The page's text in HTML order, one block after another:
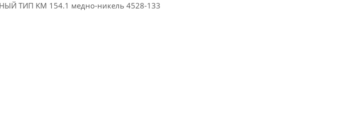
ТИП KM 154.1 медно-никель 4528-133